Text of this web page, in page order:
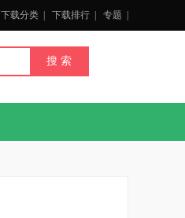
下载分类 下载排行 专题